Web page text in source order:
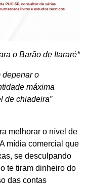
o Barão de Itararé*
depenar o
máxima
de chiadeira”
melhorar o nível de
mídia comercial que
se desculpando
te tiram dinheiro do
das contas